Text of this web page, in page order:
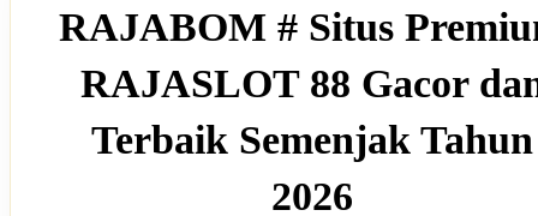
RAJABOM # Situs
RAJASLOT 88 Gacor
Terbaik Semenjak Tahun
2026